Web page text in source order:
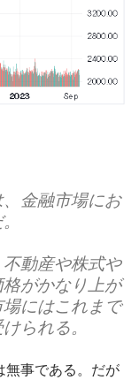
金融市場にお
動産や株式や
がかなり上が
にはこれまで
られる。
無事である。だが